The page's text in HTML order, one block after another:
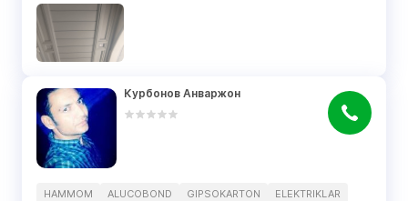
Курбонов Анваржон
HAMMOM ALUCOBOND GIPSOKARTON
ELEKTRIKLAR